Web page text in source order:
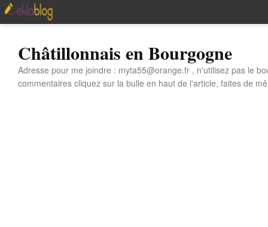
Châtillonnais en Bourgogne
Adresse pour me joindre : myta55@orange.fr , n'utilisez pas le
commentaires cliquez sur la bulle en haut de l'article, faites de